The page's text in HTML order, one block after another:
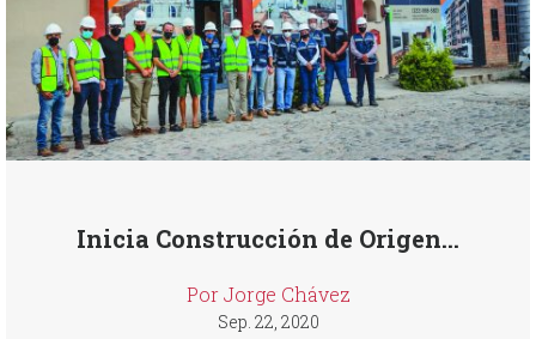
Inicia Construcción de Origen...
Por Jorge Chávez
Sep. 22, 2020